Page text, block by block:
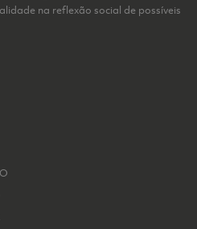
na reflexão social de possíveis